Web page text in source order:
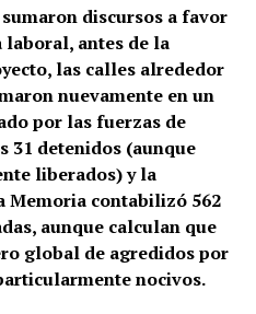
discursos a favor
antes de la
las calles alrededor
nuevamente en un
por las fuerzas de
31 detenidos (aunque
liberados) y la
Memoria contabilizó 562
aunque calculan que
global de agredidos por
nocivos.